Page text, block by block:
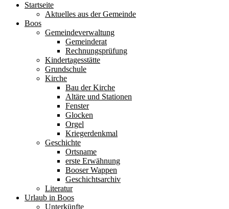
Startseite
Aktuelles aus der Gemeinde
Boos
Gemeindeverwaltung
Gemeinderat
Rechnungsprüfung
Kindertagesstätte
Grundschule
Kirche
Bau der Kirche
Altäre und Stationen
Fenster
Glocken
Orgel
Kriegerdenkmal
Geschichte
Ortsname
erste Erwähnung
Booser Wappen
Geschichtsarchiv
Literatur
Urlaub in Boos
Unterkünfte